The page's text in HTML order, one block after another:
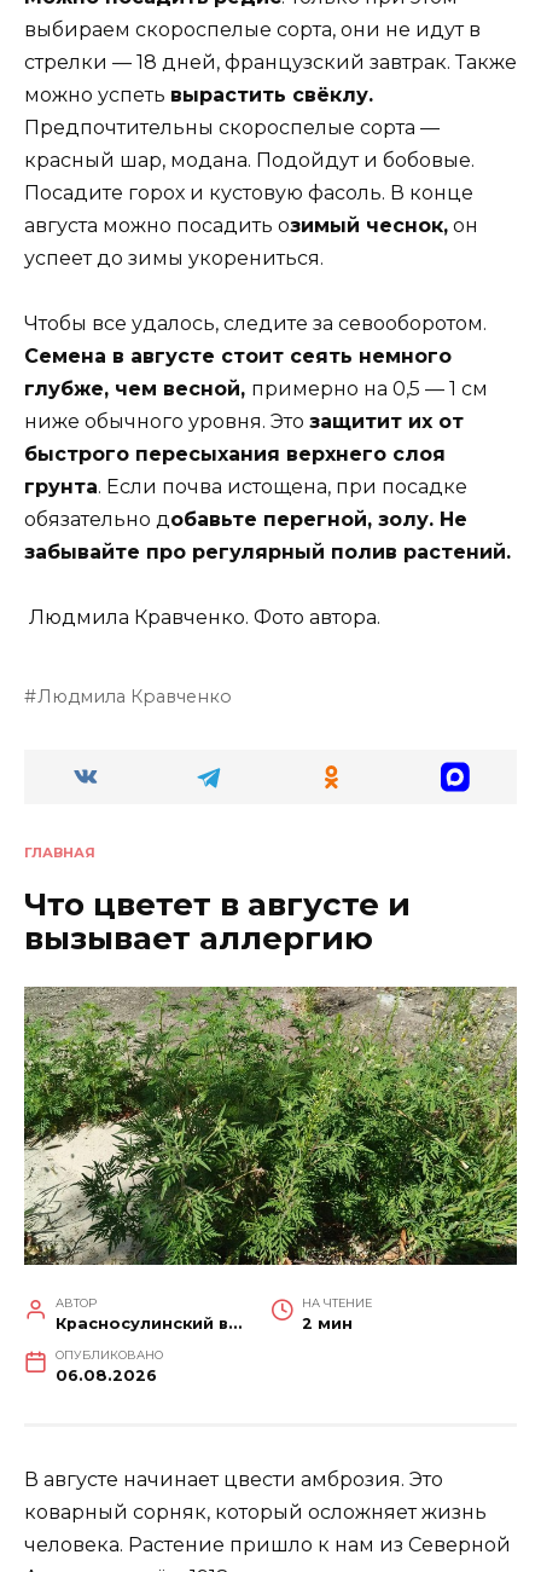
выбираем скороспелые сорта, они не идут в
стрелки — 18 дней, французский завтрак. Также
можно успеть вырастить свёклу.
Предпочтительны скороспелые сорта —
красный шар, модана. Подойдут и бобовые.
Посадите горох и кустовую фасоль. В конце
августа можно посадить озимый чеснок, он
успеет до зимы укорениться.
Чтобы все удалось, следите за севооборотом.
Семена в августе стоит сеять немного
глубже, чем весной, примерно на 0,5 — 1 см
ниже обычного уровня. Это защитит их от
быстрого пересыхания верхнего слоя
грунта. Если почва истощена, при посадке
обязательно добавьте перегной, золу. Не
забывайте про регулярный полив растений.
Людмила Кравченко. Фото автора.
Людмила Кравченко
ГЛАВНАЯ
Что цветет в августе и
вызывает аллергию
АВТОР
Красносулинский вестник
НА ЧТЕНИЕ
2 мин
ОПУБЛИКОВАНО
06.08.2026
В августе начинает цвести амброзия. Это
коварный сорняк, который осложняет жизнь
человека. Растение пришло к нам из Северной